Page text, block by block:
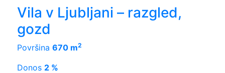
Vila v Ljubljani – razgled,
gozd
Površina 670 m2
Donos 2 %